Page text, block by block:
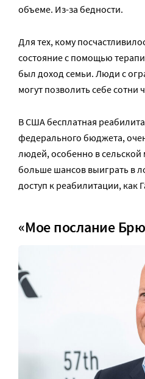
объеме. Из-за бедности.
Для тех, кому
состояние с помощью
был доход семьи. Люди с
могут позволить себе сотни
В США бесплатная
федерального бюджета,
людей, особенно в сельской
больше шансов выиграть в
доступ к реабилитации, как
«Мое послание